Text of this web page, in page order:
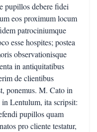
pupillos debere fidei
eos proximum locum
patrociniumque
esse hospites; postea
observationisque
in antiquitatibus
de clientibus
ponemus. M. Cato in
Lentulum, ita scripsit:
pupillos quam
pro cliente testatur,